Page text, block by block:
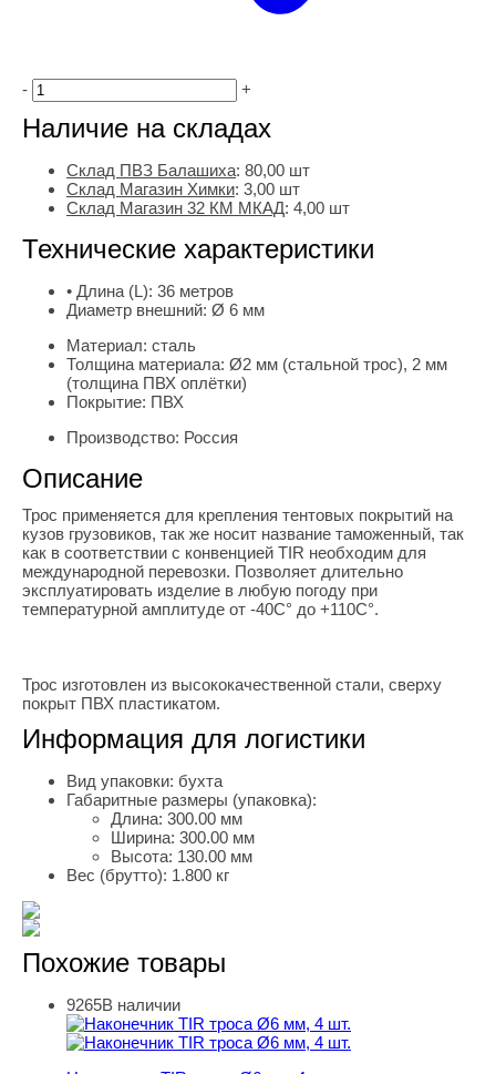
- +
Наличие на складах
Склад ПВЗ Балашиха: 80,00 шт
Склад Магазин Химки: 3,00 шт
Склад Магазин 32 КМ МКАД: 4,00 шт
Технические характеристики
• Длина (L): 36 метров
Диаметр внешний: Ø 6 мм
Материал: сталь
Толщина материала: Ø2 мм (стальной трос), 2 мм
(толщина ПВХ оплётки)
Покрытие: ПВХ
Производство: Россия
Описание
Трос применяется для крепления тентовых покрытий на
кузов грузовиков, так же носит название таможенный, так
как в соответствии с конвенцией TIR необходим для
международной перевозки. Позволяет длительно
эксплуатировать изделие в любую погоду при
температурной амплитуде от -40С° до +110С°.
Трос изготовлен из высококачественной стали, сверху
покрыт ПВХ пластикатом.
Информация для логистики
Вид упаковки: бухта
Габаритные размеры (упаковка):
Длина: 300.00 мм
Ширина: 300.00 мм
Высота: 130.00 мм
Вес (брутто): 1.800 кг
Похожие товары
Наконечник TIR троса Ø6 мм, 4 шт.
9265В наличии